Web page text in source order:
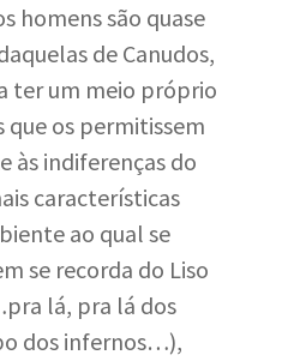
homens são quase
de Canudos,
ter um meio próprio
que os permitissem
às indiferenças do
características
ao qual se
se recorda do Liso
lá, pra lá dos
dos infernos…),